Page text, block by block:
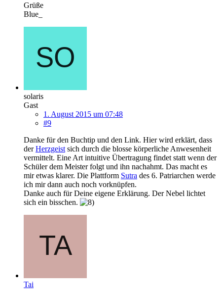
Grüße
Blue_
solaris
Gast
1. August 2015 um 07:48
#9
Danke für den Buchtip und den Link. Hier wird erklärt, dass
derHerzgeist sich durch die blosse körperliche Anwesenheit
vermittelt. Eine Art intuitive Übertragung findet statt wenn der
Schüler dem Meister folgt und ihn nachahmt. Das macht es
mir etwas klarer. Die Plattform Sutra des 6. Patriarchen werde
ich mir dann auch noch vorknüpfen.
Danke auch für Deine eigene Erklärung. Der Nebel lichtet
sich ein bisschen.
Tai